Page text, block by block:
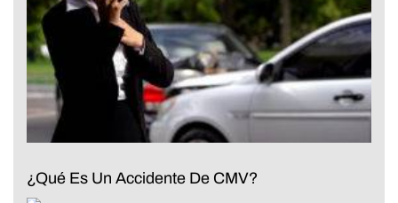
¿Qué Es Un Accidente De CMV?